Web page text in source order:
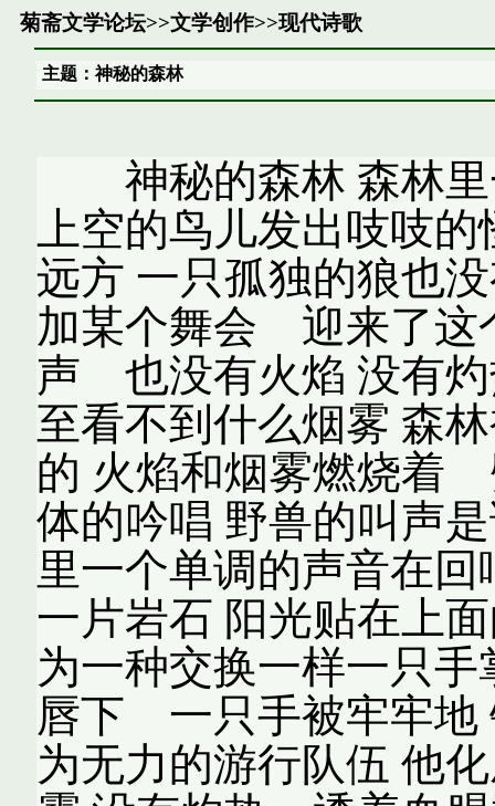
菊斋文学论坛>>文学创作>>现代诗歌
主题：神秘的森林
神秘的森林 森林里
上空的鸟儿发出吱吱
远方 一只孤独的狼也
加某个舞会 迎来了这
声 也没有火焰 没有
至看不到什么烟雾 森
的 火焰和烟雾燃烧着
体的吟唱 野兽的叫声
里一个单调的声音在
一片岩石 阳光贴在上
为一种交换一样一只
唇下 一只手被牢牢
为无力的游行队伍 他